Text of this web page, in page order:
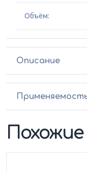
Объём:
Описание